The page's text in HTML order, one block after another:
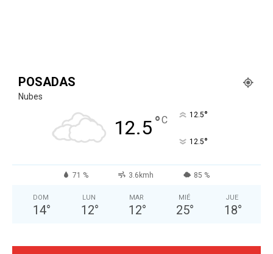
POSADAS
Nubes
12.5°C 12.5°
12.5°
71 % 3.6kmh 85 %
DOM
14°
LUN
12°
MAR
12°
MIÉ
25°
JUE
18°